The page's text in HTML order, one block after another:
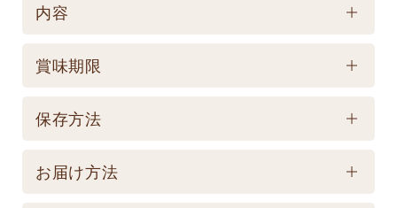
内容
ケース／入数
賞味期限
賞味期限
届け商品とは異なります。】
保存方法
保存方法
お届け方法